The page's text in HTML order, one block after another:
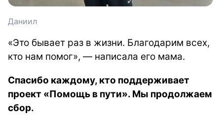
Даниил
«Это бывает раз в жизни. Благодарим всех,
кто нам помог», — написала его мама.
Спасибо каждому, кто поддерживает
проект «Помощь в пути». Мы продолжаем
сбор.